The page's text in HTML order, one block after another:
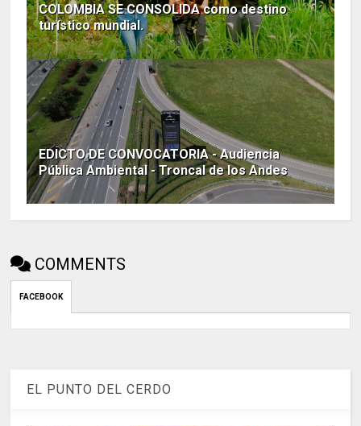
COLOMBIA SE CONSOLIDA como destino
turístico mundial.
EDICTO DE CONVOCATORIA - Audiencia
Pública Ambiental - Troncal de los Andes
COMMENTS
FACEBOOK
EL PUNTO DEL CERDO